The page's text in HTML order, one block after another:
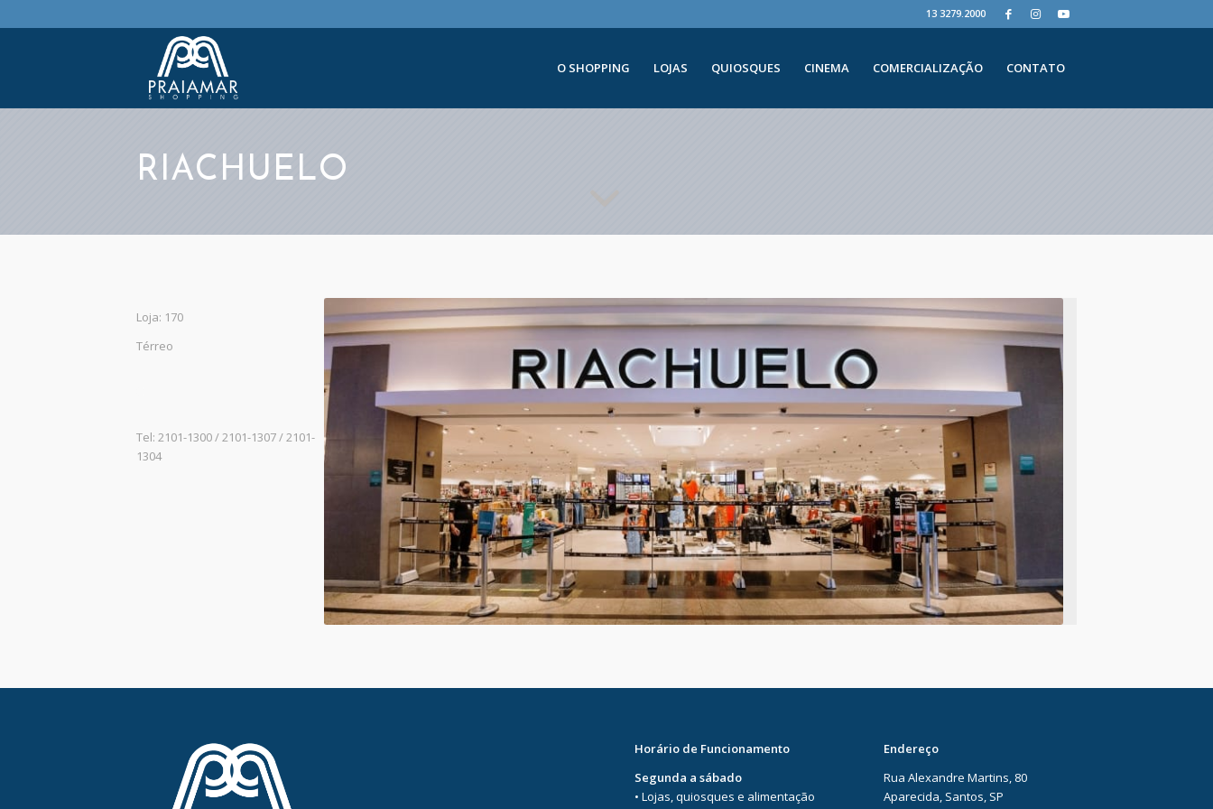
13 3279.2000
O SHOPPING LOJAS QUIOSQUES CINEMA COMERCIALIZAÇÃO CONTATO
RIACHUELO
Loja: 170
Térreo
Tel: 2101-1300 / 2101-1307 / 2101-
1304
Horário de Funcionamento
Segunda a sábado
• Lojas, quiosques e alimentação
Endereço
Rua Alexandre Martins, 80
Aparecida, Santos, SP